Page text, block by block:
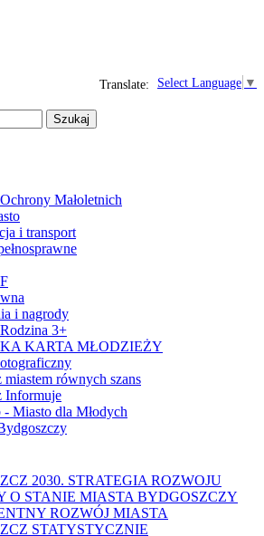
Select Language ▼
Translate:
Szukaj
Małoletnich
i transport
i nagrody
3+
KARTA MŁODZIEŻY
miastem równych szans
Informuje
Miasto dla Młodych
2030. STRATEGIA ROZWOJU
O STANIE MIASTA BYDGOSZCZY
ROZWÓJ MIASTA
STATYSTYCZNIE